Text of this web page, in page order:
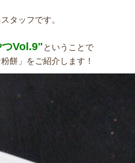
タッフです。
Vol.9"ということで
餅」をご紹介します！